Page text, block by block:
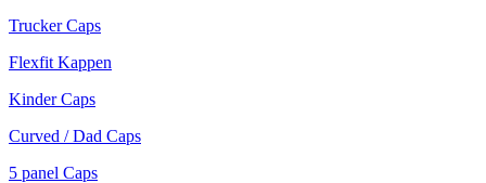
Trucker Caps
Flexfit Kappen
Kinder Caps
Curved / Dad Caps
5 panel Caps